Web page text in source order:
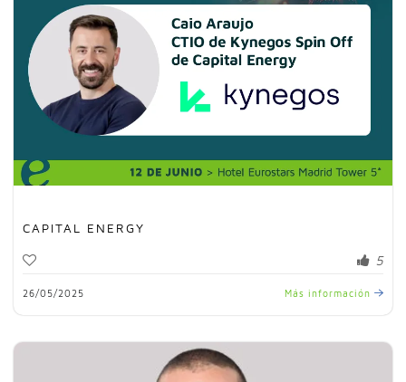
CAPITAL ENERGY
5
26/05/2025 Más información